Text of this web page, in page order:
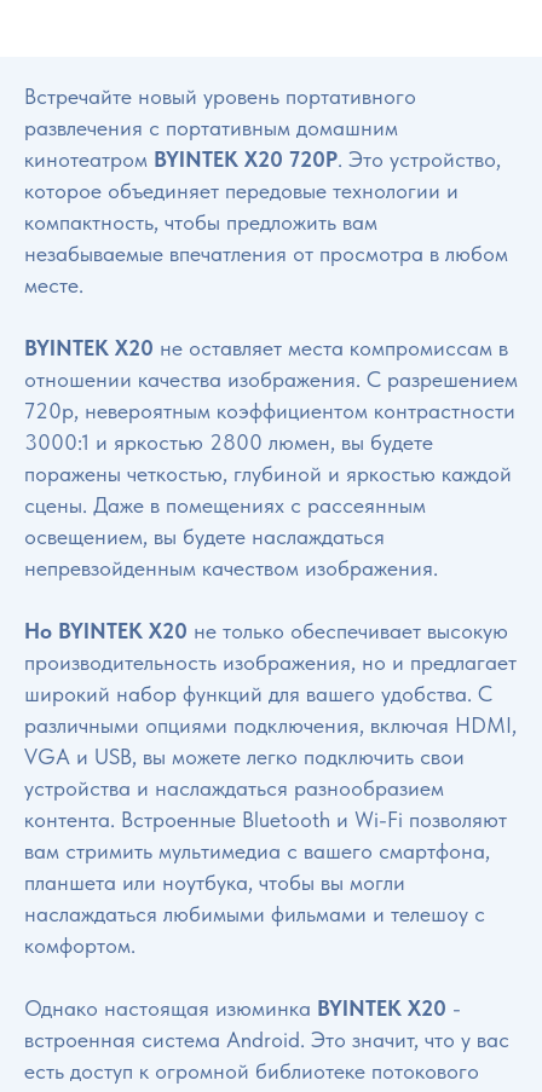
Встречайте новый уровень портативного
развлечения с портативным домашним
кинотеатром BYINTEK X20 720P. Это устройство,
которое объединяет передовые технологии и
компактность, чтобы предложить вам
незабываемые впечатления от просмотра в любом
месте.
BYINTEK X20 не оставляет места компромиссам в
отношении качества изображения. С разрешением
720p, невероятным коэффициентом контрастности
3000:1 и яркостью 2800 люмен, вы будете
поражены четкостью, глубиной и яркостью каждой
сцены. Даже в помещениях с рассеянным
освещением, вы будете наслаждаться
непревзойденным качеством изображения.
Но BYINTEK X20 не только обеспечивает высокую
производительность изображения, но и предлагает
широкий набор функций для вашего удобства. С
различными опциями подключения, включая HDMI,
VGA и USB, вы можете легко подключить свои
устройства и наслаждаться разнообразием
контента. Встроенные Bluetooth и Wi-Fi позволяют
вам стримить мультимедиа с вашего смартфона,
планшета или ноутбука, чтобы вы могли
наслаждаться любимыми фильмами и телешоу с
комфортом.
Однако настоящая изюминка BYINTEK X20 -
встроенная система Android. Это значит, что у вас
есть доступ к огромной библиотеке потокового